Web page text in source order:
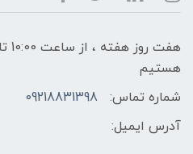
هستیم
شماره تماس:
09218831398
آدرس ایمیل: